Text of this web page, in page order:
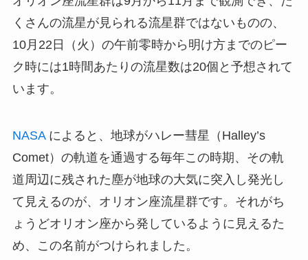
くさんの流星が見られる流星群ではないものの、
10月22日（火）の午前零時から明け方までのピー
ク時には1時間あたりの流星数は20個と予想されて
います。
NASAによると、地球がハレー彗星（Halley’s
Comet）の軌道を通過する毎年この時期、その軌
道周辺に残された塵が地球の大気に突入し発光し
て見えるのが、オリオン座流星群です。それがち
ょうどオリオン座から発しているように見えるた
め、この名前がつけられました。